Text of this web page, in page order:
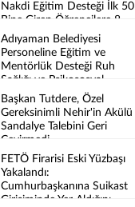
Nakdi Eğitim Desteği İlk 50
Bine Giren Öğrencilere 8
Bin İle 16 Bin TL Arasında
Destek Verilecek
Adıyaman Belediyesi
Personeline Eğitim ve
Mentörlük Desteği Ruh
Sağlığı ve Psikososyal
Destek Projesi Başarıyla
Tamamlandı
Başkan Tutdere, Özel
Gereksinimli Nehir'in Akülü
Sandalye Talebini Geri
Çevirmedi
FETÖ Firarisi Eski Yüzbaşı
Yakalandı:
Cumhurbaşkanına Suikast
Girişiminde Yer Aldığını